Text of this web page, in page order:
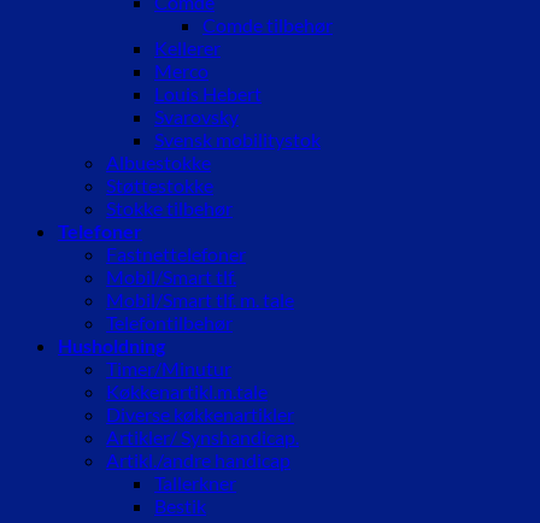
Comde tilbehør
Kellerer
Merco
Louis Hebert
Svarovsky
Svensk mobilitystok
Albuestokke
Støttestokke
Stokke tilbehør
Telefoner
Fastnettelefoner
Mobil/Smart tlf.
Mobil/Smart tlf. m. tale
Telefontilbehør
Husholdning
Timer/Minutur
Køkkenartikl.m.tale
Diverse køkkenartikler
Artikler/ Synshandicap.
Artikl./andre handicap
Tallerkner
Bestik